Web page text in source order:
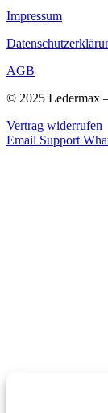
Impressum
AGB
© 2025 Ledermax
Vertrag widerrufen
Email Support